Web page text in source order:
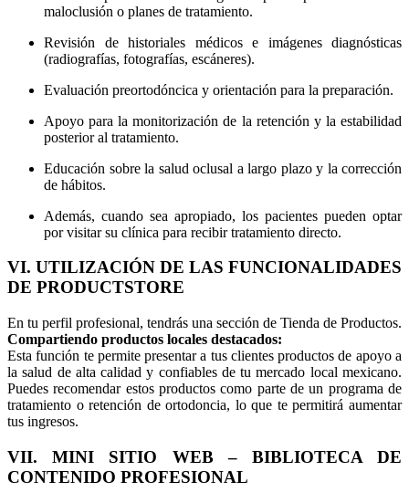
maloclusión o planes de tratamiento.
Revisión de historiales médicos e imágenes diagnósticas
(radiografías, fotografías, escáneres).
Evaluación preortodóncica y orientación para la preparación.
Apoyo para la monitorización de la retención y la estabilidad
posterior al tratamiento.
Educación sobre la salud oclusal a largo plazo y la corrección
de hábitos.
Además, cuando sea apropiado, los pacientes pueden optar
por visitar su clínica para recibir tratamiento directo.
VI. UTILIZACIÓN DE LAS FUNCIONALIDADES
DE PRODUCTSTORE
En tu perfil profesional, tendrás una sección de Tienda de Productos.
Compartiendo productos locales destacados:
Esta función te permite presentar a tus clientes productos de apoyo a
la salud de alta calidad y confiables de tu mercado local mexicano.
Puedes recomendar estos productos como parte de un programa de
tratamiento o retención de ortodoncia, lo que te permitirá aumentar
tus ingresos.
VII. MINI SITIO WEB – BIBLIOTECA DE
CONTENIDO PROFESIONAL